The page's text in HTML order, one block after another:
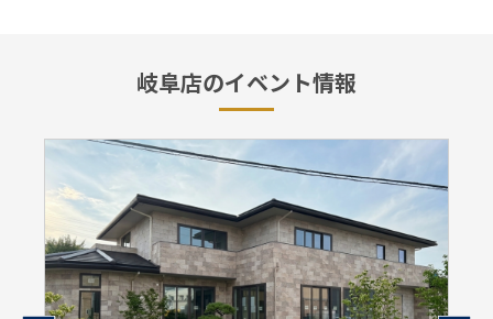
岐阜店のイベント情報